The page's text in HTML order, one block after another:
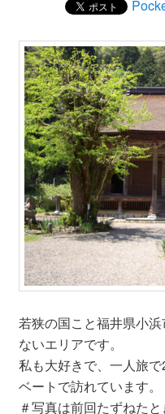
若狭の国こと福井県小
ないエリアです。
私も大好きで、一人旅
ベートで訪れています。
＃写真は前回たずねた